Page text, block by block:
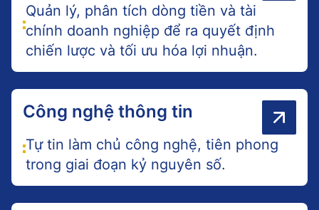
Quản lý, phân tích dòng tiền và tài
chính doanh nghiệp để ra quyết định
chiến lược và tối ưu hóa lợi nhuận.
Công nghệ thông tin
Tự tin làm chủ công nghệ, tiên phong
trong giai đoạn kỷ nguyên số.